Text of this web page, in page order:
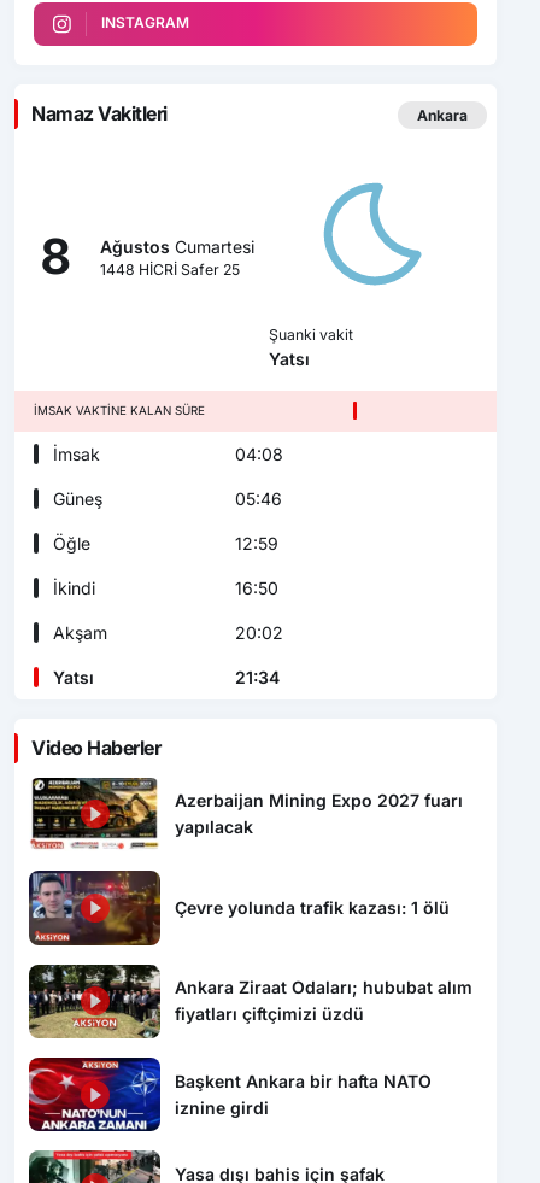
INSTAGRAM
Namaz Vakitleri Ankara
8 Ağustos Cumartesi
1448 HİCRİ Safer 25
Şuanki vakit
Yatsı
İMSAK VAKTINE KALAN SÜRE
İmsak 04:08
Güneş 05:46
Öğle 12:59
İkindi 16:50
Akşam 20:02
Yatsı 21:34
Video Haberler
Azerbaijan Mining Expo 2027 fuarı
yapılacak
Çevre yolunda trafik kazası: 1 ölü
Ankara Ziraat Odaları; hububat alım
fiyatları çiftçimizi üzdü
Başkent Ankara bir hafta NATO
iznine girdi
Yasa dışı bahis için şafak